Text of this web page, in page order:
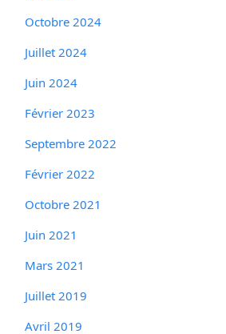
Octobre 2024
Juillet 2024
Juin 2024
Février 2023
Septembre 2022
Février 2022
Octobre 2021
Juin 2021
Mars 2021
Juillet 2019
Avril 2019